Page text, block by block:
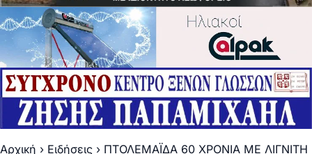
Αρχική › Ειδήσεις › ΠΤΟΛΕΜΑΪΔΑ 60 ΧΡΟΝΙΑ ΜΕ ΛΙΓΝΙΤΗ